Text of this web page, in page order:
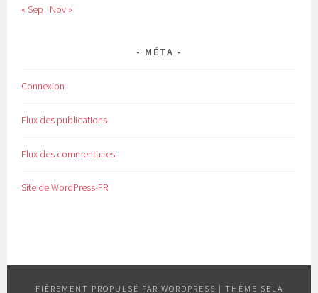
« Sep Nov »
MÉTA
Connexion
Flux des publications
Flux des commentaires
Site de WordPress-FR
FIÈREMENT PROPULSÉ PAR WORDPRESS | THÈME SELA